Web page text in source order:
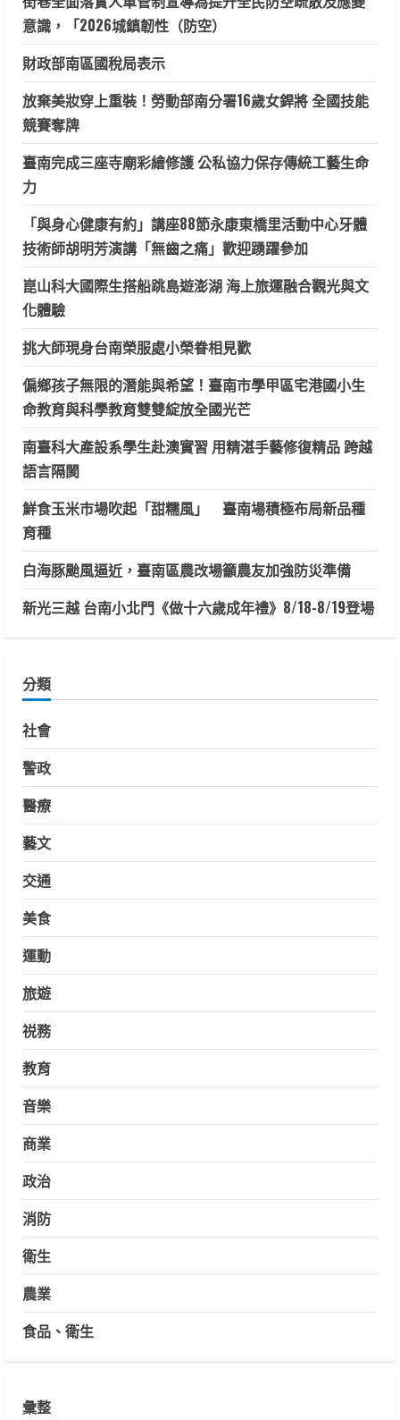
意識，「2026城鎮韌性（防空）
財政部南區國稅局表示
放棄美妝穿上重裝！勞動部南分署16歲女銲將 全國技能
競賽奪牌
臺南完成三座寺廟彩繪修護 公私協力保存傳統工藝生命
力
「與身心健康有約」講座88節永康東橋里活動中心牙體
技術師胡明芳演講「無齒之痛」歡迎踴躍參加
崑山科大國際生搭船跳島遊澎湖 海上旅運融合觀光與文
化體驗
挑大師現身台南榮服處小榮眷相見歡
偏鄉孩子無限的潛能與希望！臺南市學甲區宅港國小生
命教育與科學教育雙雙綻放全國光芒
南臺科大產設系學生赴澳實習 用精湛手藝修復精品 跨越
語言隔閡
鮮食玉米市場吹起「甜糯風」 臺南場積極布局新品種
育種
白海豚颱風逼近，臺南區農改場籲農友加強防災準備
新光三越 台南小北門《做十六歲成年禮》8/18-8/19登場
分類
社會
警政
醫療
藝文
交通
美食
運動
旅遊
祱務
教育
音樂
商業
政治
消防
衛生
農業
食品、衛生
彙整